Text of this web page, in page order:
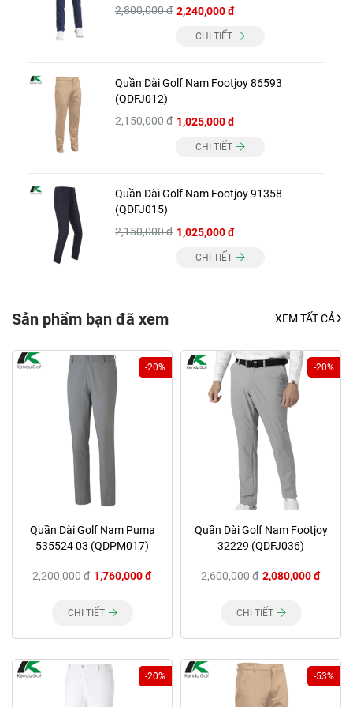
2,800,000 đ 2,240,000 đ
CHI TIẾT
Quần Dài Golf Nam Footjoy 86593
(QDFJ012)
2,150,000 đ 1,025,000 đ
CHI TIẾT
Quần Dài Golf Nam Footjoy 91358
(QDFJ015)
2,150,000 đ 1,025,000 đ
CHI TIẾT
Sản phẩm bạn đã xem XEM TẤT CẢ
-20%
Quần Dài Golf Nam Puma
535524 03 (QDPM017)
2,200,000 đ 1,760,000 đ
CHI TIẾT
-20%
Quần Dài Golf Nam Footjoy
32229 (QDFJ036)
2,600,000 đ 2,080,000 đ
CHI TIẾT
-20% -53%